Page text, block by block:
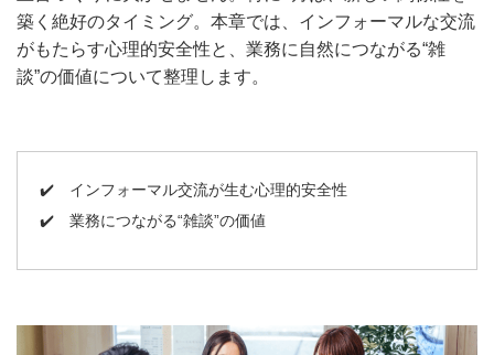
築く絶好のタイミング。本章では、インフォーマルな交流
がもたらす心理的安全性と、業務に自然につながる“雑
談”の価値について整理します。
✔️ インフォーマル交流が生む心理的安全性
✔️ 業務につながる“雑談”の価値